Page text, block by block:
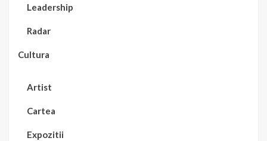
Leadership
Radar
Cultura
Artist
Cartea
Expozitii